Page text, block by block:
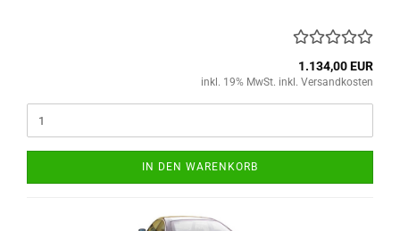
1.134,00 EUR
inkl. 19% MwSt. inkl. Versandkosten
IN DEN WARENKORB